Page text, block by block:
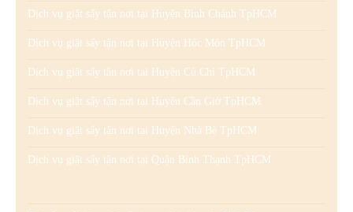
Dịch vụ giặt sấy tận nơi tại Huyện Bình Chánh TpHCM
Dịch vụ giặt sấy tận nơi tại Huyện Hóc Môn TpHCM
Dịch vụ giặt sấy tận nơi tại Huyện Củ Chi TpHCM
Dịch vụ giặt sấy tận nơi tại Huyện Cần Giờ TpHCM
Dịch vụ giặt sấy tận nơi tại Huyện Nhà Bè TpHCM
Dịch vụ giặt sấy tận nơi tại Quận Bình Thạnh TpHCM